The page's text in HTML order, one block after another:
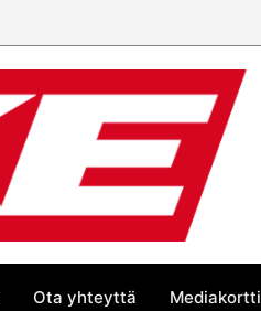
Ota yhteyttä Mediakortti